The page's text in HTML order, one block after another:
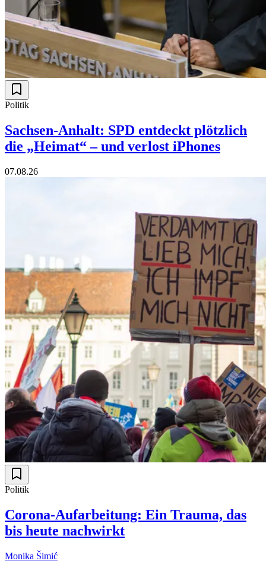
Politik
Sachsen-Anhalt: SPD entdeckt plötzlich
die „Heimat“ – und verlost iPhones
07.08.26
Politik
Corona-Aufarbeitung: Ein Trauma, das
bis heute nachwirkt
Monika Šimić